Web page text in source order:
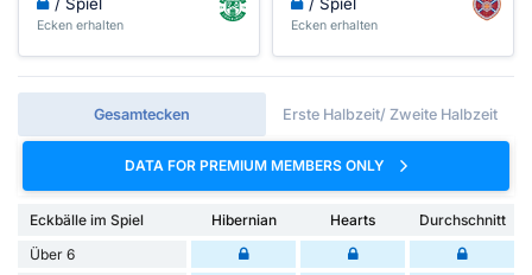
Ecken erhalten Ecken erhalten
Gesamtecken Erste Halbzeit/ Zweite Halbzeit
DATA FOR PREMIUM MEMBERS ONLY
Eckbälle im Spiel Hibernian Hearts
Durchschnitt
Über 6